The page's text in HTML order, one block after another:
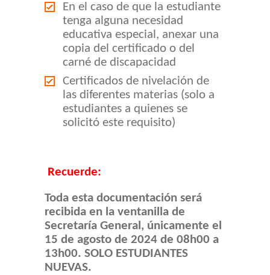
En el caso de que la estudiante
tenga alguna necesidad
educativa especial, anexar una
copia del certificado o del
carné de discapacidad
Certificados de nivelación de
las diferentes materias (solo a
estudiantes a quienes se
solicitó este requisito)
Recuerde:
Toda esta documentación será
recibida en la ventanilla de
Secretaría General, únicamente el
15 de agosto de 2024 de 08h00 a
13h00. SOLO ESTUDIANTES
NUEVAS.